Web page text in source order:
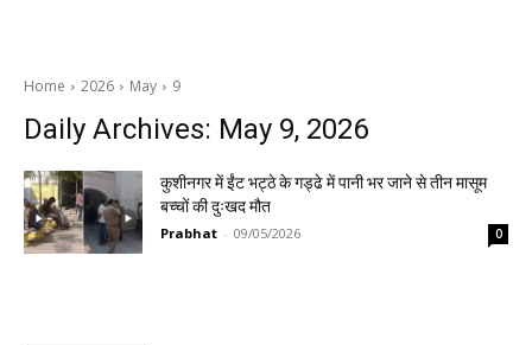
Home 2026 May 9
Daily Archives: May 9, 2026
कुशीनगर में ईंट भट्ठे के गड्ढे में पानी भर जाने से तीन मासूम
बच्चों की दुःखद मौत
Prabhat - 09/05/2026 0